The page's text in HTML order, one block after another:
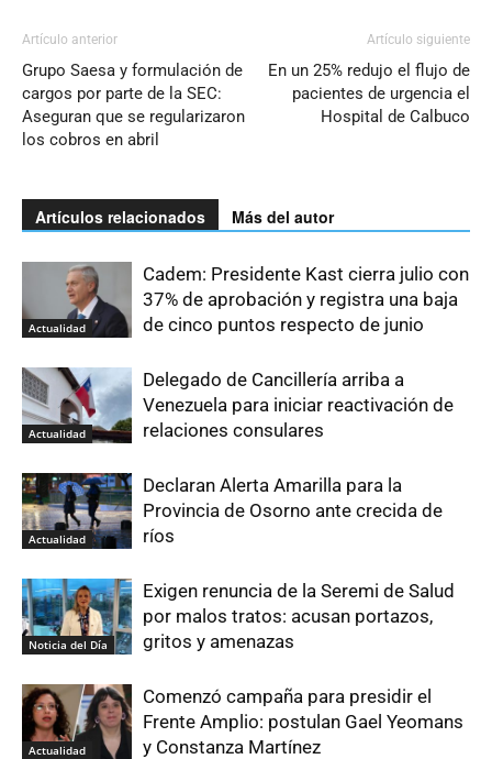
Artículo anterior
Grupo Saesa y formulación de
cargos por parte de la SEC:
Aseguran que se regularizaron
los cobros en abril
Artículo siguiente
En un 25% redujo el flujo de
pacientes de urgencia el
Hospital de Calbuco
Artículos relacionados Más del autor
Actualidad
Cadem: Presidente Kast cierra julio con
37% de aprobación y registra una baja
de cinco puntos respecto de junio
Actualidad
Delegado de Cancillería arriba a
Venezuela para iniciar reactivación de
relaciones consulares
Actualidad
Declaran Alerta Amarilla para la
Provincia de Osorno ante crecida de
ríos
Noticia del Día
Exigen renuncia de la Seremi de Salud
por malos tratos: acusan portazos,
gritos y amenazas
Actualidad
Comenzó campaña para presidir el
Frente Amplio: postulan Gael Yeomans
y Constanza Martínez